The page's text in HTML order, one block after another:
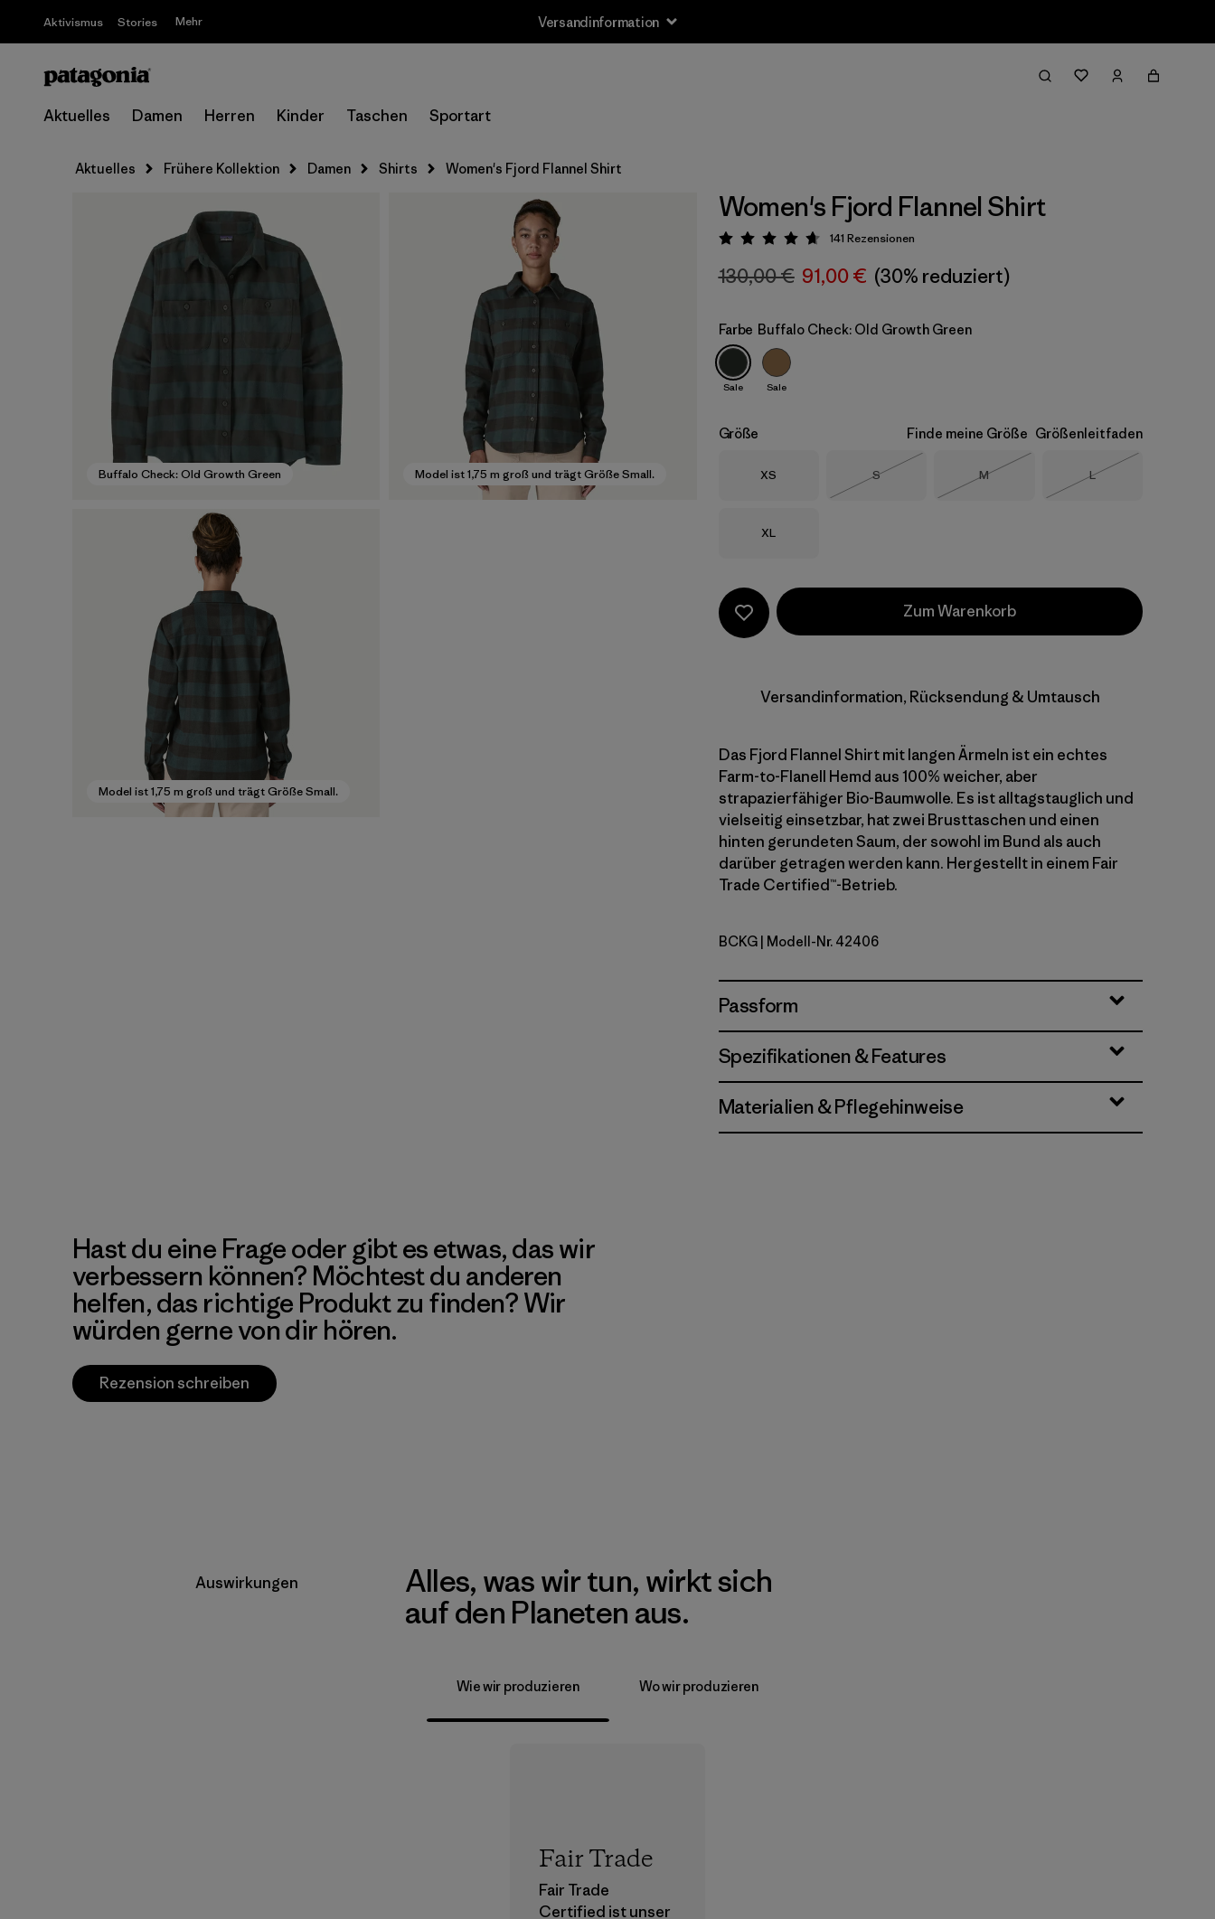
Aktivismus Stories Mehr Versandinformation
Aktuelles Damen Herren Kinder Taschen Sportart
Aktuelles Frühere Kollektion Damen Shirts Women's Fjord Flannel Shirt
Buffalo Check: Old Growth Green Model ist 1,75 m groß und trägt Größe Small.
Model ist 1,75 m groß und trägt Größe Small.
Women's Fjord Flannel Shirt
Bewertung: 4.7 / 5
141 Rezensionen
130,00 € 91,00 € (30% reduziert)
Farbe Buffalo Check: Old Growth Green
Sale Sale
Größe Finde meine Größe Größenleitfaden
Größe
XS Größe
S
Nicht lieferbar
Größe
M
Nicht lieferbar
Größe
L
Größe
XL
Zum Warenkorb
Versandinformation, Rücksendung & Umtausch
Das Fjord Flannel Shirt mit langen Ärmeln ist ein echtes
Farm-to-Flanell Hemd aus 100% weicher, aber
strapazierfähiger Bio-Baumwolle. Es ist alltagstauglich und
vielseitig einsetzbar, hat zwei Brusttaschen und einen
hinten gerundeten Saum, der sowohl im Bund als auch
darüber getragen werden kann. Hergestellt in einem Fair
Trade Certified™-Betrieb.
Buffalo Check: Old Growth Green
BCKG | Modell-Nr. 42406
Passform
Spezifikationen & Features
Materialien & Pflegehinweise
Hast du eine Frage oder gibt es etwas, das wir
verbessern können? Möchtest du anderen
helfen, das richtige Produkt zu finden? Wir
würden gerne von dir hören.
Rezension schreiben
Auswirkungen
Alles, was wir tun, wirkt sich
auf den Planeten aus.
Wie wir produzieren Wo wir produzieren
Fair Trade
Fair Trade
Certified ist unser